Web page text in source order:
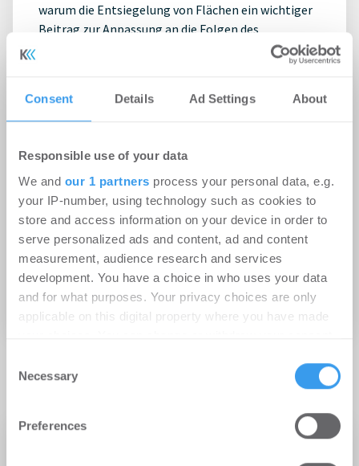
Consent Details Ad Settings About
Responsible use of your data
We and our 1 partners process your personal data, e.g.
your IP-number, using technology such as cookies to
store and access information on your device in order to
serve personalized ads and content, ad and content
measurement, audience research and services
development. You have a choice in who uses your data
and for what purposes. Your privacy choices are only
applicable on this digital property where you have made
the Privacy trigger icon.
Find out more about how your personal data is processed
and set your preferences in the
Selection
Necessary
Preferences
warum die Entsiegelung von Flächen ein wichtiger
Beitrag zur Anpassung an die Folgen des
Klimawandels ist und warum ein naturnaher
Wasserhaushalt dabei hilft, Schäden am Gebäude zu
attraktiven Fördermöglichkeiten und
Unterstützungsangebote es in der Stadt Hamburg
herausfinden können, ob Ihr Gebäude im Falle eines
Starkregenereignisses potentiell gefährdet ist.
Teilnahme:Die Teilnahme an dieser Veranstaltung
ist kostenfrei. Zielgruppe:Diese Veranstaltung
richtet sich vorwiegend an Hauseigentümer und
Hauseigentümerinnen und Bauleute.
Impressum
zum Event anmelden